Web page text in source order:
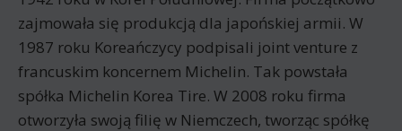
zajmowała się produkcją dla japońskiej armii. W
1987 roku Koreańczycy podpisali joint venture z
francuskim koncernem Michelin. Tak powstała
spółka Michelin Korea Tire. W 2008 roku firma
otworzyła swoją filię w Niemczech, tworząc spółkę